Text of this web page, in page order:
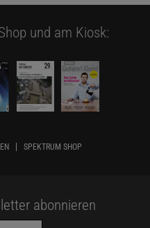
und am Kiosk:
SPEKTRUM SHOP
abonnieren